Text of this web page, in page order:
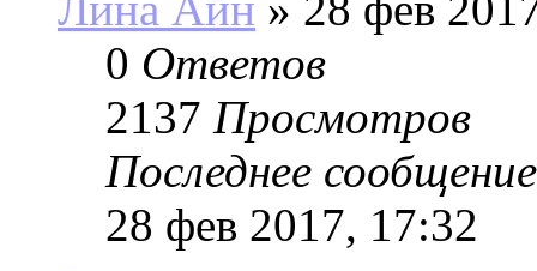
0 Ответов
2137 Просмотров
Последнее сообщение
28 фев 2017, 17:32